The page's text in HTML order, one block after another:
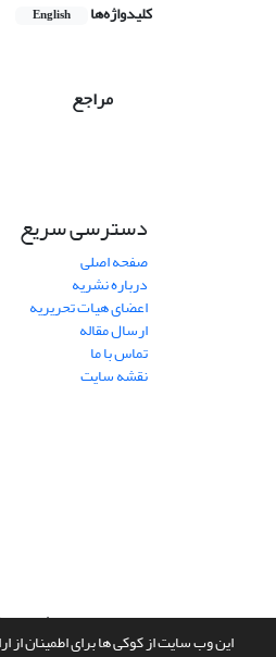
این وب سایت از کوکی ها برای اطمینان از
کلیدواژه‌ها English
مراجع
دسترسی سریع
صفحه اصلی
درباره نشریه
اعضای هیات تحریریه
ارسال مقاله
تماس با ما
نقشه سایت
سامانه مدیریت نشریات